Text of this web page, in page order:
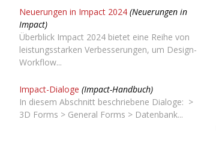
Neuerungen in Impact 2024 (Neuerungen in
Impact)
Überblick Impact 2024 bietet eine Reihe von
leistungsstarken Verbesserungen, um Design-
Workflow...
Impact-Dialoge (Impact-Handbuch)
In diesem Abschnitt beschriebene Dialoge: >
3D Forms > General Forms > Datenbank...